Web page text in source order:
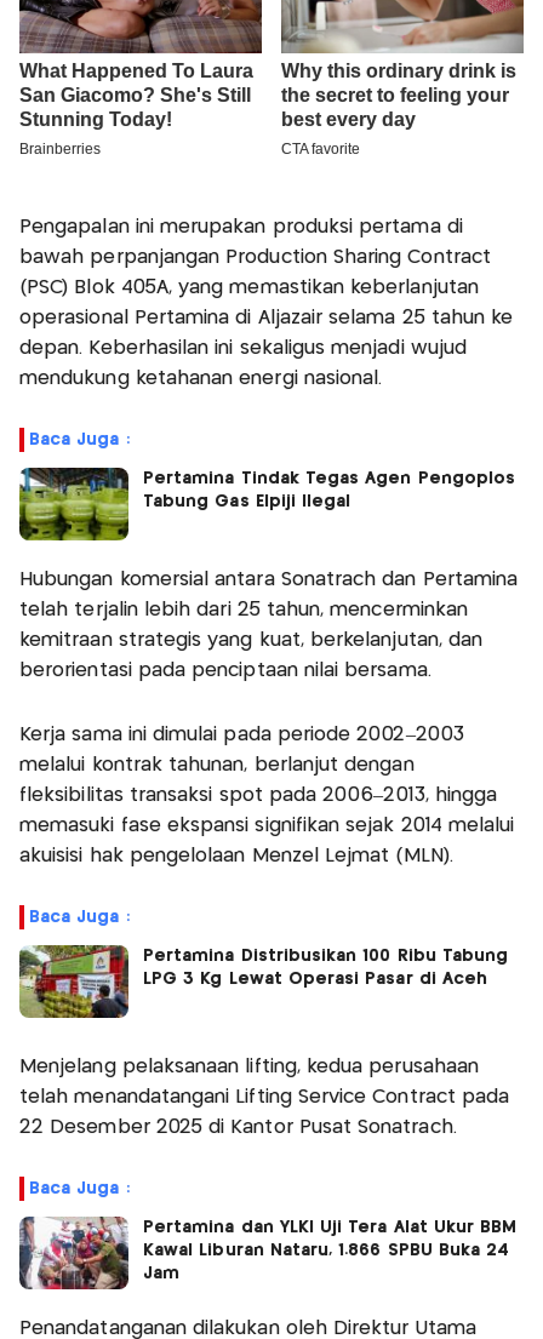
Pengapalan ini merupakan produksi pertama di
bawah perpanjangan Production Sharing Contract
(PSC) Blok 405A, yang memastikan keberlanjutan
operasional Pertamina di Aljazair selama 25 tahun ke
depan. Keberhasilan ini sekaligus menjadi wujud
mendukung ketahanan energi nasional.
Baca Juga :
Pertamina Tindak Tegas Agen Pengoplos
Tabung Gas Elpiji Ilegal
Hubungan komersial antara Sonatrach dan Pertamina
telah terjalin lebih dari 25 tahun, mencerminkan
kemitraan strategis yang kuat, berkelanjutan, dan
berorientasi pada penciptaan nilai bersama.
Kerja sama ini dimulai pada periode 2002–2003
melalui kontrak tahunan, berlanjut dengan
fleksibilitas transaksi spot pada 2006–2013, hingga
memasuki fase ekspansi signifikan sejak 2014 melalui
akuisisi hak pengelolaan Menzel Lejmat (MLN).
Baca Juga :
Pertamina Distribusikan 100 Ribu Tabung
LPG 3 Kg Lewat Operasi Pasar di Aceh
Menjelang pelaksanaan lifting, kedua perusahaan
telah menandatangani Lifting Service Contract pada
22 Desember 2025 di Kantor Pusat Sonatrach.
Baca Juga :
Pertamina dan YLKI Uji Tera Alat Ukur BBM
Kawal Liburan Nataru, 1.866 SPBU Buka 24
Jam
Penandatanganan dilakukan oleh Direktur Utama